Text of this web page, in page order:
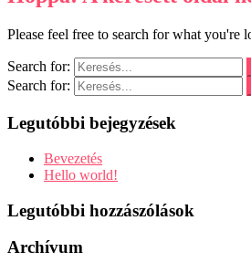
Please feel free to search for what you're
Search for:
Search for:
Legutóbbi bejegyzések
Bevezetés
Hello world!
Legutóbbi hozzászólások
Archívum